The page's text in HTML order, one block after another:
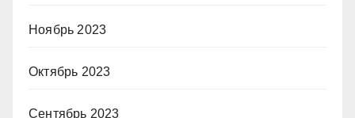
Ноябрь 2023
Октябрь 2023
Сентябрь 2023